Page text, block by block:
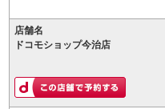
店舗名
ドコモショップ今治店